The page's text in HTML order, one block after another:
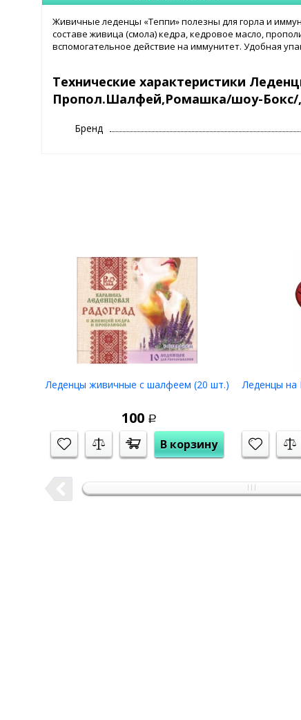
Живичные леденцы «Теппи» полезны для горла и
составе живица (смола) кедра, кедровое масло,
вспомогательное действие на иммунитет. Удобная
Технические характеристики
Пропол.Шалфей,Ромашка/шоу-Бокс/
Бренд
Леденцы живичные с шалфеем (20 шт.)
100 Р
В корзину
Леденцы